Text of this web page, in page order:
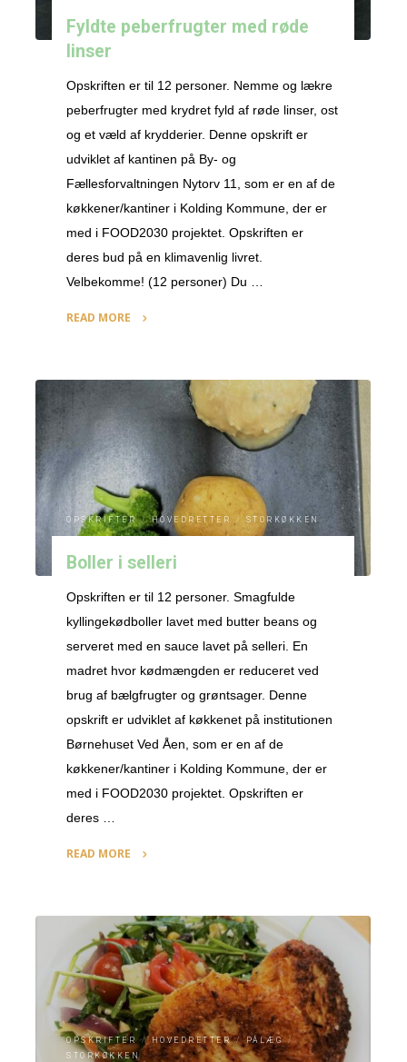
Fyldte peberfrugter med røde
linser
Opskriften er til 12 personer. Nemme og lækre
peberfrugter med krydret fyld af røde linser, ost
og et væld af krydderier. Denne opskrift er
udviklet af kantinen på By- og
Fællesforvaltningen Nytorv 11, som er en af de
køkkener/kantiner i Kolding Kommune, der er
med i FOOD2030 projektet. Opskriften er
deres bud på en klimavenlig livret.
Velbekomme! (12 personer) Du …
READ MORE
med
røde
linser"
OPSKRIFTER / HOVEDRETTER / STORKØKKEN
Boller i selleri
Opskriften er til 12 personer. Smagfulde
kyllingekødboller lavet med butter beans og
serveret med en sauce lavet på selleri. En
madret hvor kødmængden er reduceret ved
brug af bælgfrugter og grøntsager. Denne
opskrift er udviklet af køkkenet på institutionen
Børnehuset Ved Åen, som er en af de
køkkener/kantiner i Kolding Kommune, der er
med i FOOD2030 projektet. Opskriften er
deres …
READ MORE
selleri"
OPSKRIFTER / HOVEDRETTER / PÅLÆG /
STORKØKKEN